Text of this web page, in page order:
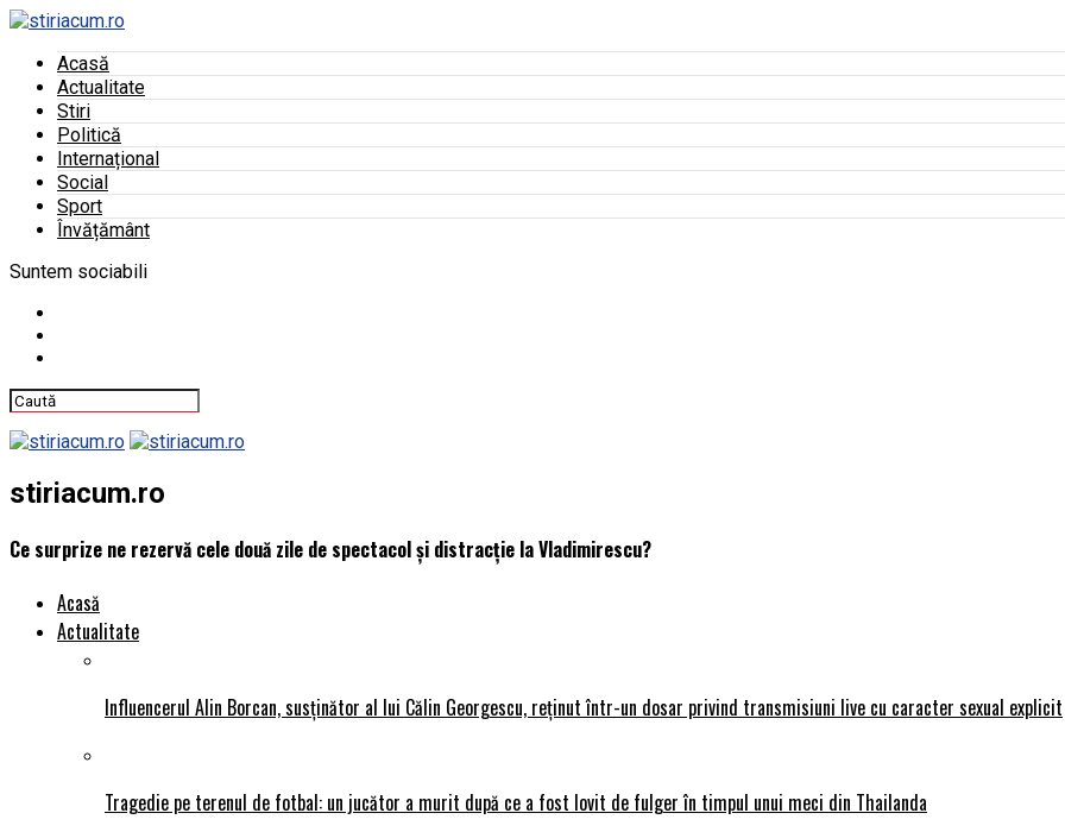
Acasă
Actualitate
Stiri
Politică
Internațional
Social
Sport
Învățământ
Suntem sociabili
stiriacum.ro
Ce surprize ne rezervă cele două zile de spectacol și distracție la Vladimirescu?
Acasă
Actualitate
Influencerul Alin Borcan, susținător al lui Călin Georgescu, reținut într-un dosar privind transmisiuni live cu caracter sexual explicit
Tragedie pe terenul de fotbal: un jucător a murit după ce a fost lovit de fulger în timpul unui meci din Thailanda